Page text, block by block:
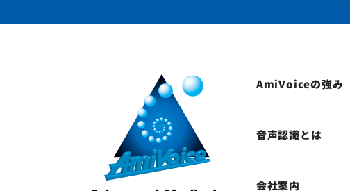
AmiVoiceの強み
音声認識とは
会社案内